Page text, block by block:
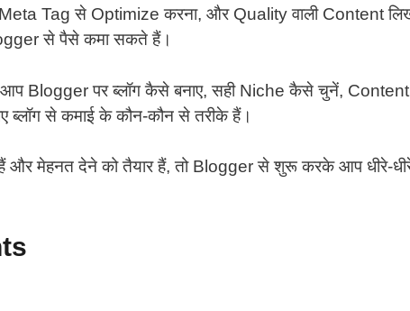
Tag से Optimize करना, और Quality वाली Content
से पैसे कमा सकते हैं।
Blogger पर ब्लॉग कैसे बनाए, सही Niche कैसे चुनें,
ब्लॉग से कमाई के कौन-कौन से तरीके हैं।
मेहनत देने को तैयार हैं, तो Blogger से शुरू करके आप धीरे-